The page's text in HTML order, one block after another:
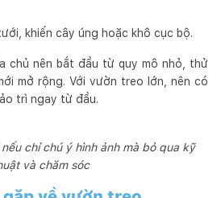
khiến cây úng hoặc khô cục bộ.
chủ nên bắt đầu từ quy mô nhỏ, thử
mở rộng. Với vườn treo lớn, nên có
trì ngay từ đầu.
chỉ chú ý hình ảnh mà bỏ qua kỹ
và chăm sóc